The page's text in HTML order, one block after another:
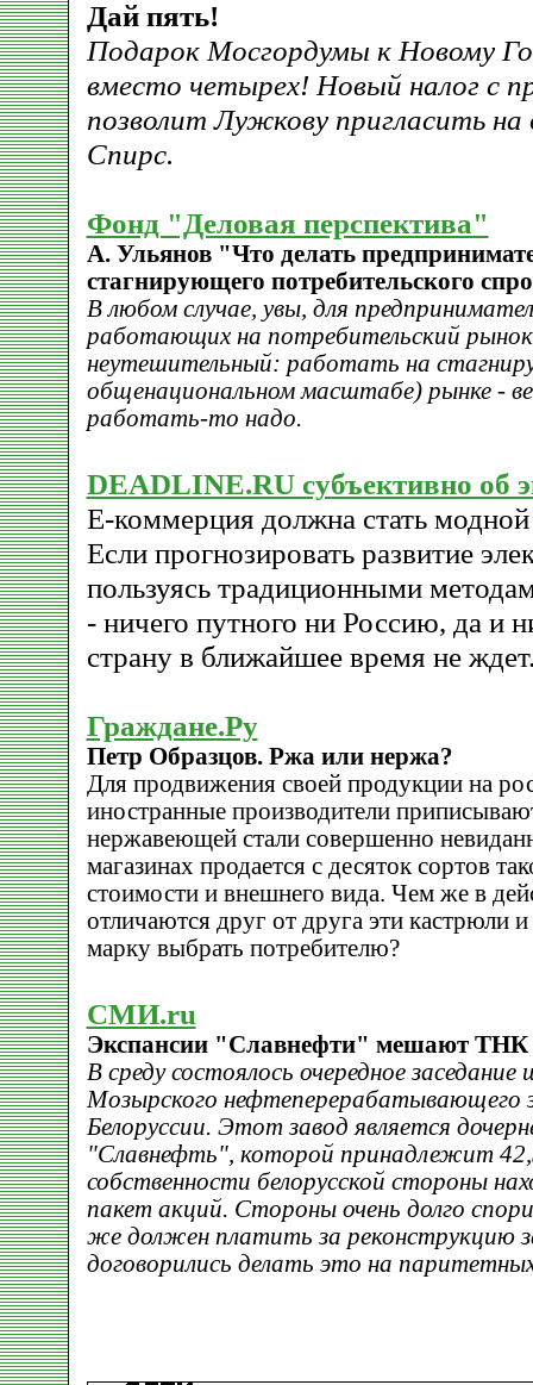
Дай пять!
Подарок Мосгордумы к Новому
вместо четырех! Новый налог с
позволит Лужкову пригласить
Спирс.
Фонд "Деловая перспектива"
А. Ульянов "Что делать
стагнирующего потребительского
В любом случае, увы, для
работающих на потребительский
неутешительный: работать на
общенациональном масштабе) рынке -
работать-то надо.
DEADLINE.RU субъективно об
E-коммерция должна стать модной
Если прогнозировать развитие
пользуясь традиционными
- ничего путного ни Россию, да и
страну в ближайшее время не
Граждане.Ру
Петр Образцов. Ржа или нержа?
Для продвижения своей продукции на
иностранные производители
нержавеющей стали совершенно
магазинах продается с десяток сортов
стоимости и внешнего вида. Чем же в
отличаются друг от друга эти кастрюли
марку выбрать потребителю?
СМИ.ru
Экспансии "Славнефти" мешают ТНК
В среду состоялось очередное
Мозырского нефтеперерабатывающего
Белоруссии. Этот завод является
"Славнефть", которой принадлежит
собственности белорусской стороны
пакет акций. Стороны очень долго
же должен платить за реконструкцию
договорились делать это на